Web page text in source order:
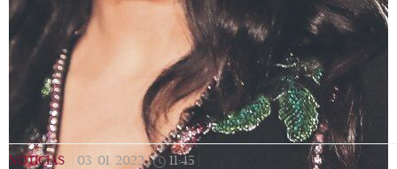
NOTICIAS 03/01/2022 | 11:45